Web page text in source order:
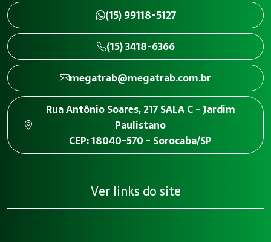
(15) 99118-5127
(15) 3418-6366
megatrab@megatrab.com.br
Rua Antônio Soares, 217 SALA C - Jardim
Paulistano
CEP: 18040-570 - Sorocaba/SP
Ver links do site